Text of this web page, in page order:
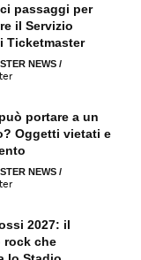
passaggi per
il Servizio
Ticketmaster
NEWS /
portare a un
Oggetti vietati e
NEWS /
2027: il
rock che